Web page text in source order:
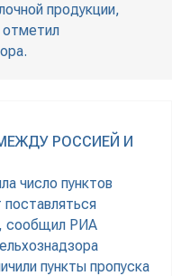
продукции,
отметил
РОССИЕЙ И
число пунктов
сообщил РИА
пункты пропуска